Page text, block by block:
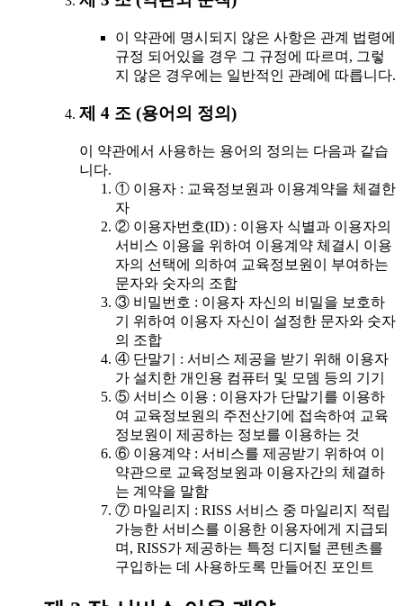
이 약관에 명시되지 않은 사항은 관계 법령에
규정 되어있을 경우 그 규정에 따르며, 그렇
지 않은 경우에는 일반적인 관례에 따릅니다.
제 4 조 (용어의 정의)
이 약관에서 사용하는 용어의 정의는 다음과 같습
니다.
① 이용자 : 교육정보원과 이용계약을 체결한
자
② 이용자번호(ID) : 이용자 식별과 이용자의
서비스 이용을 위하여 이용계약 체결시 이용
자의 선택에 의하여 교육정보원이 부여하는
문자와 숫자의 조합
③ 비밀번호 : 이용자 자신의 비밀을 보호하
기 위하여 이용자 자신이 설정한 문자와 숫자
의 조합
④ 단말기 : 서비스 제공을 받기 위해 이용자
가 설치한 개인용 컴퓨터 및 모뎀 등의 기기
⑤ 서비스 이용 : 이용자가 단말기를 이용하
여 교육정보원의 주전산기에 접속하여 교육
정보원이 제공하는 정보를 이용하는 것
⑥ 이용계약 : 서비스를 제공받기 위하여 이
약관으로 교육정보원과 이용자간의 체결하
는 계약을 말함
⑦ 마일리지 : RISS 서비스 중 마일리지 적립
가능한 서비스를 이용한 이용자에게 지급되
며, RISS가 제공하는 특정 디지털 콘텐츠를
구입하는 데 사용하도록 만들어진 포인트